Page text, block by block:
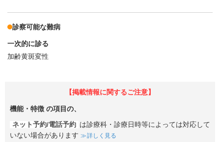
診察可能な難病
一次的に診る
加齢黄斑変性
【掲載情報に関するご注意】
機能・特徴 の項目の、
ネット予約/電話予約 は診療科・診療日時等によっては対応して
いない場合があります
詳しく見る